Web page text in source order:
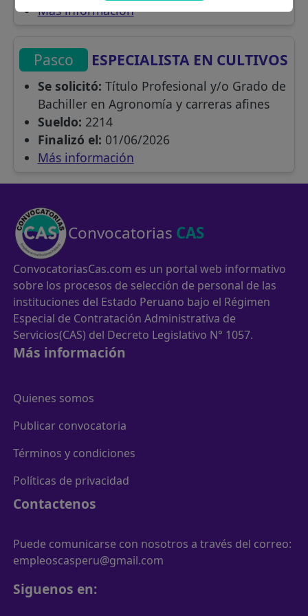
Más información
Pasco ESPECIALISTA EN CULTIVOS
Se solicitó: Título Profesional y/o Grado de
Bachiller en Agronomía y carreras afines
Sueldo: 2214
Finalizó el: 01/06/2026
Más información
Convocatorias CAS
ConvocatoriasCas.com es un portal web informativo
sobre los procesos de selección de personal de las
instituciones del Estado Peruano bajo el Régimen
Especial de Contratación Administrativa de
Servicios(CAS) del Decreto Legislativo N° 1057.
Más información
Quienes somos
Publicar convocatoria
Términos y condiciones
Políticas de privacidad
Contactenos
Puede comunicarse con nosotros a través del correo:
empleoscasperu@gmail.com
Siguenos en: